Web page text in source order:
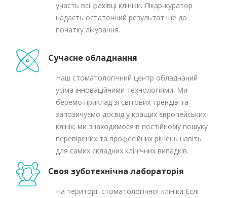
участь всі фахівці клініки. Лікар-куратор
надасть остаточний результат ще до
початку лікування.
Сучасне обладнання
Наш стоматологічний центр обладнаний
усіма інноваційними технологіями. Ми
беремо приклад зі світових трендів та
запозичуємо досвід у кращих європейських
клінік; ми знаходимося в постійному пошуку
перевірених та професійних рішень навіть
для самих складних клінічних випадків.
Своя зуботехнічна лабораторія
На території стоматологічної клініки Еслі